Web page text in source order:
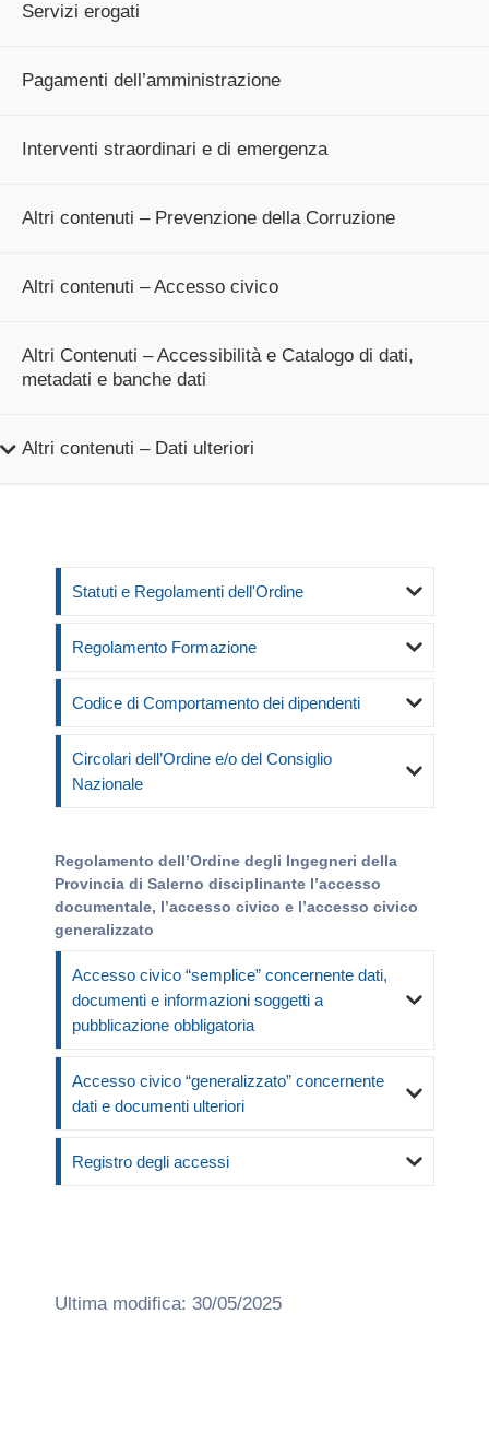
Servizi erogati
Pagamenti dell’amministrazione
Interventi straordinari e di emergenza
Altri contenuti – Prevenzione della Corruzione
Altri contenuti – Accesso civico
Altri Contenuti – Accessibilità e Catalogo di dati,
metadati e banche dati
Altri contenuti – Dati ulteriori
Statuti e Regolamenti dell'Ordine
Regolamento Formazione
Codice di Comportamento dei dipendenti
Circolari dell’Ordine e/o del Consiglio
Nazionale
Regolamento dell’Ordine degli Ingegneri della
Provincia di Salerno disciplinante l’accesso
documentale, l’accesso civico e l’accesso civico
generalizzato
Accesso civico “semplice” concernente dati,
documenti e informazioni soggetti a
pubblicazione obbligatoria
Accesso civico “generalizzato” concernente
dati e documenti ulteriori
Registro degli accessi
Ultima modifica: 30/05/2025